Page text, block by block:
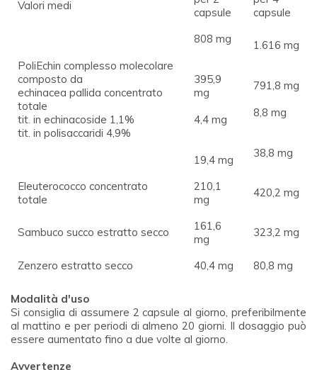
Valori medi
capsule
capsule
PoliEchin complesso molecolare
composto da
echinacea pallida concentrato
totale
tit. in echinacoside 1,1%
tit. in polisaccaridi 4,9%
808 mg
395,9
mg
4,4 mg
19,4 mg
1.616 mg
791,8 mg
8,8 mg
38,8 mg
Eleuterococco concentrato
totale
210,1
mg
420,2 mg
Sambuco succo estratto secco
161,6
mg
323,2 mg
Zenzero estratto secco 40,4 mg 80,8 mg
Modalità d'uso
Si consiglia di assumere 2 capsule al giorno, preferibilmente
al mattino e per periodi di almeno 20 giorni. Il dosaggio può
essere aumentato fino a due volte al giorno.
Avvertenze